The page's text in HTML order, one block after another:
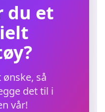
du et
så
det til i
vår!